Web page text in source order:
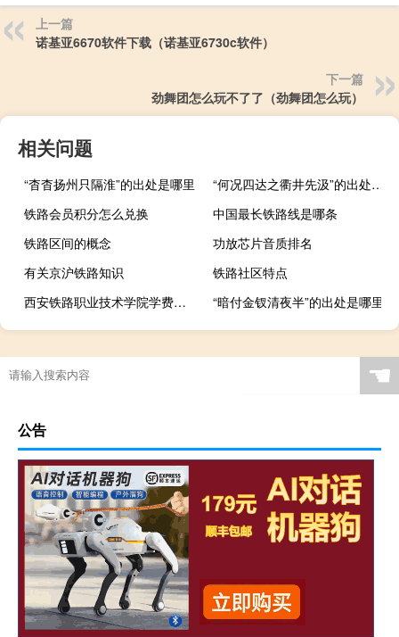
上一篇
诺基亚6670软件下载（诺基亚6730c软件）
下一篇
劲舞团怎么玩不了了（劲舞团怎么玩）
相关问题
“杳杳扬州只隔淮”的出处是哪里
“何况四达之衢井先汲”的出处是哪里
铁路会员积分怎么兑换
中国最长铁路线是哪条
铁路区间的概念
功放芯片音质排名
有关京沪铁路知识
铁路社区特点
西安铁路职业技术学院学费多少钱
“暗付金钗清夜半”的出处是哪里
☚
公告